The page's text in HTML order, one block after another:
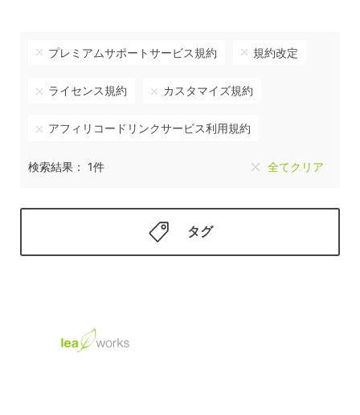
プレミアムサポートサービス規約 規約改定
ライセンス規約 カスタマイズ規約
アフィリコードリンクサービス利用規約
検索結果： 1件 全てクリア
タグ